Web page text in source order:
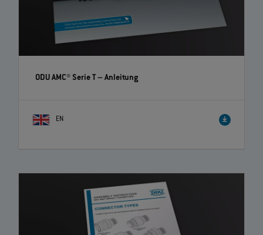
ODU AMC® Serie T– Anleitung
EN